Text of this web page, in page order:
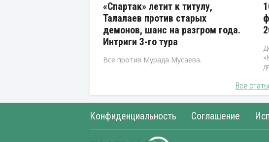
«Спартак» летит к титулу,
Талалаев против старых
демонов, шанс на разгром года.
Интриги 3-го тура
Все против Мурада Мусаева.
Все
Конфиденциальность Соглашение